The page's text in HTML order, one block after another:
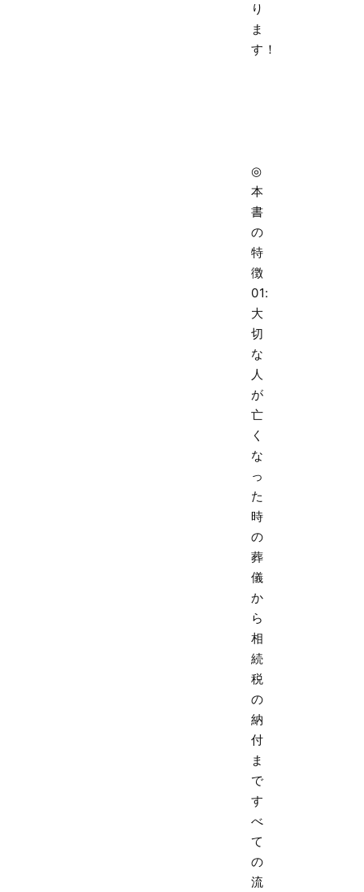
り
ま
す！
◎
本
書
の
特
徴
01:
大
切
な
人
が
亡
く
な
っ
た
時
の
葬
儀
か
ら
相
続
税
の
納
付
ま
で
す
べ
て
の
流